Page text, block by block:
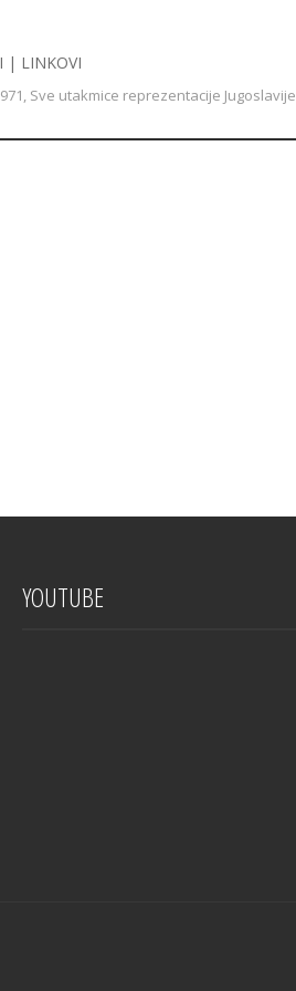
| LINKOVI
, Sve utakmice reprezentacije Jugoslavije
YOUTUBE